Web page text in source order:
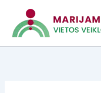
turinio